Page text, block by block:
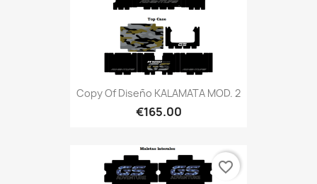
Copy Of Diseño KALAMATA MOD. 2
€165.00
favorite_border